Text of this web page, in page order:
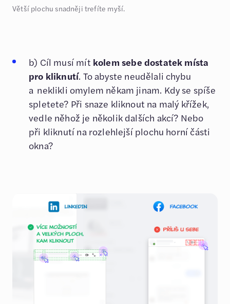
Větší plochu snadněji trefíte myší.
b) Cíl musí mít kolem sebe dostatek místa
pro kliknutí. To abyste neudělali chybu
a neklikli omylem někam jinam. Kdy se spíše
spletete? Při snaze kliknout na malý křížek,
vedle něhož je několik dalších akcí? Nebo
při kliknutí na rozlehlejší plochu horní části
okna?